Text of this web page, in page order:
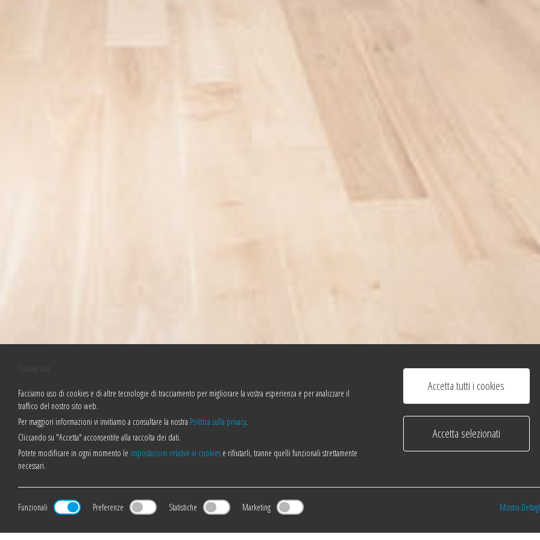
Facciamo uso di cookies e di altre tecnologie di tracciamento per migliorare la vostra esperienza e per analizzare il
traffico del nostro sito web.
Per maggiori informazioni vi invitiamo a consultare la nostra Politica sulla privacy.
Cliccando su "Accetta" acconsentite alla raccolta dei dati.
Potete modificare in ogni momento le impostazioni relative ai cookies e rifiutarli, tranne quelli funzionali strettamente
necessari.
Accetta tutti i cookies
Accetta selezionati
Funzionali Preferenze Statistiche Marketing Mostra